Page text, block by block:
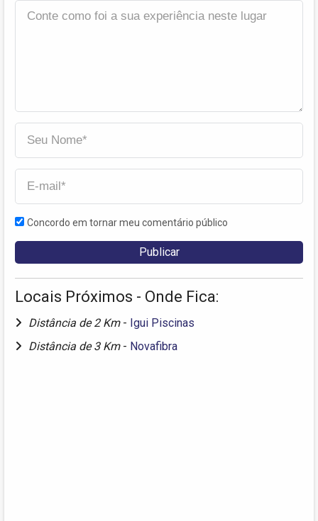
Concordo em tornar meu comentário público
Locais Próximos - Onde Fica:
Distância de 2 Km - Igui Piscinas
Distância de 3 Km - Novafibra